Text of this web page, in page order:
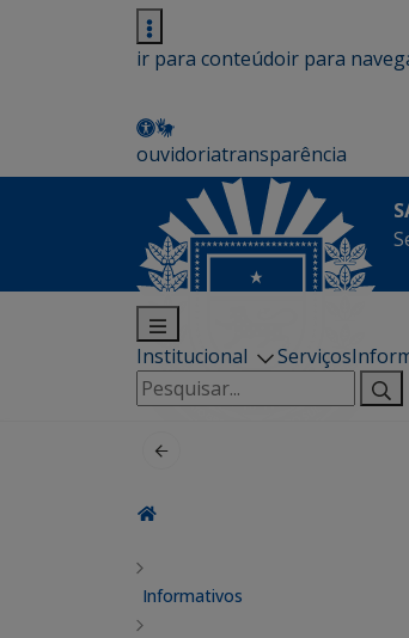
ir para conteúdoir para
ouvidoriatransparência
Institucional Serviços
Pesquisar
por:
Informativos